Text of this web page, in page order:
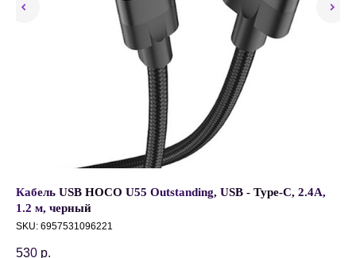
Кабель USB HOCO U55 Outstanding, USB - Type-C, 2.4А,
1.2 м, черный
SKU: 6957531096221
530 р.